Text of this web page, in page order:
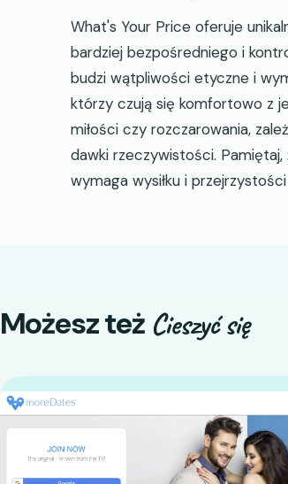
What's Your Price oferuje
bardziej bezpośredniego i
budzi wątpliwości etyczne i
którzy czują się komfortowo z
miłości czy rozczarowania,
dawki rzeczywistości.
wymaga wysiłku i
Możesz też Cieszyć się